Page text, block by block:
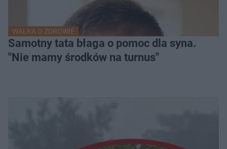
WALKA O ZDROWIE
Samotny tata błaga o pomoc dla syna.
"Nie mamy środków na turnus"